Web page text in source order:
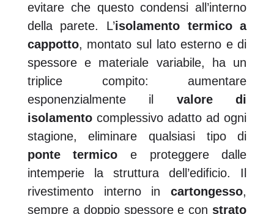
evitare che questo condensi all’interno
della parete. L’isolamento termico a
cappotto, montato sul lato esterno e di
spessore e materiale variabile, ha un
triplice compito: aumentare
esponenzialmente il
valore di
isolamentocomplessivo adatto ad ogni
stagione, eliminare qualsiasi tipo di
ponte termico e proteggere dalle
intemperie la struttura dell’edificio. Il
rivestimento interno incartongesso,
sempre a doppio spessore e con strato